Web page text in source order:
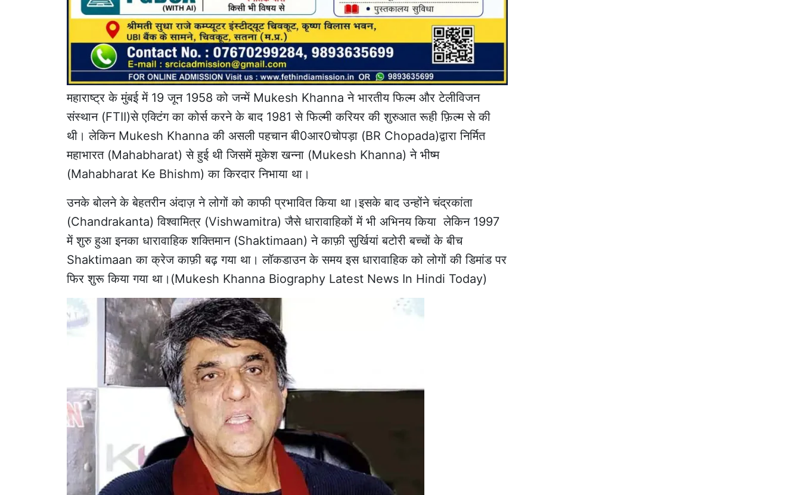
महाराष्ट्र के मुंबई में 19 जून 1958 को जन्में Mukesh Khanna ने भारतीय फिल्म और टेलीविजन
संस्थान (FTII)से एक्टिंग का कोर्स करने के बाद 1981 से फिल्मी करियर की शुरुआत रूही फ़िल्म से की
थी। लेकिन Mukesh Khanna की असली पहचान बी0आर0चोपड़ा (BR Chopada)द्वारा निर्मित
महाभारत (Mahabharat) से हुई थी जिसमें मुकेश खन्ना (Mukesh Khanna) ने भीष्म
(Mahabharat Ke Bhishm) का किरदार निभाया था।
उनके बोलने के बेहतरीन अंदाज़ ने लोगों को काफी प्रभावित किया था।इसके बाद उन्होंने चंद्रकांता
(Chandrakanta) विश्वामित्र (Vishwamitra) जैसे धारावाहिकों में भी अभिनय किया लेकिन 1997
में शुरु हुआ इनका धारावाहिक शक्तिमान (Shaktimaan) ने काफ़ी सुर्खियां बटोरी बच्चों के बीच
Shaktimaan का क्रेज काफ़ी बढ़ गया था। लॉकडाउन के समय इस धारावाहिक को लोगों की डिमांड पर
फिर शुरू किया गया था।(Mukesh Khanna Biography Latest News In Hindi Today)